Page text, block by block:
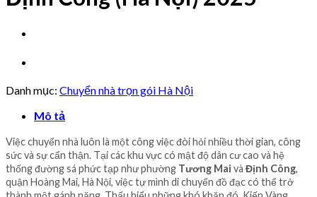
Danh mục: Chuyển nhà trọn gói Hà Nội
Mô tả
Việc chuyển nhà luôn là một công việc đòi hỏi nhiều thời gian, công
sức và sự cẩn thận. Tại các khu vực có mật độ dân cư cao và hệ
thống đường sá phức tạp như phường Tương Mai và Định Công,
quận Hoàng Mai, Hà Nội, việc tự mình di chuyển đồ đạc có thể trở